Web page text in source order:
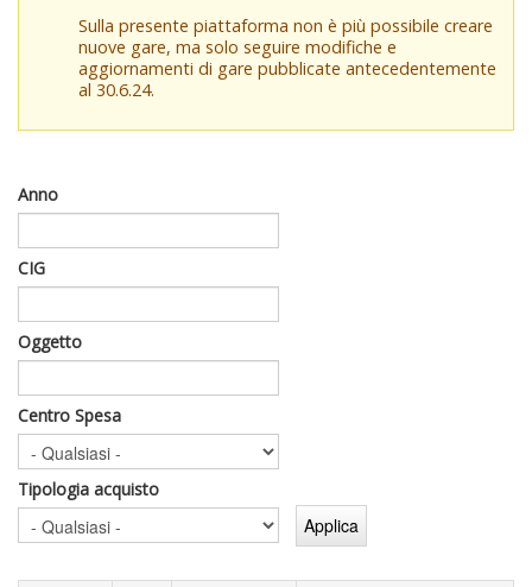
Sulla presente piattaforma non è più possibile creare
nuove gare, ma solo seguire modifiche e
aggiornamenti di gare pubblicate antecedentemente
al 30.6.24.
Anno
CIG
Oggetto
Centro Spesa
Tipologia acquisto